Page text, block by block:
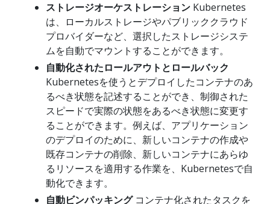
ストレージオーケストレーション Kubernetes
は、ローカルストレージやパブリッククラウド
プロバイダーなど、選択したストレージシステ
ムを自動でマウントすることができます。
自動化されたロールアウトとロールバック
Kubernetesを使うとデプロイしたコンテナのあ
るべき状態を記述することができ、制御された
スピードで実際の状態をあるべき状態に変更す
ることができます。例えば、アプリケーション
のデプロイのために、新しいコンテナの作成や
既存コンテナの削除、新しいコンテナにあらゆ
るリソースを適用する作業を、Kubernetesで自
動化できます。
自動ビンパッキングコンテナ化されたタスクを